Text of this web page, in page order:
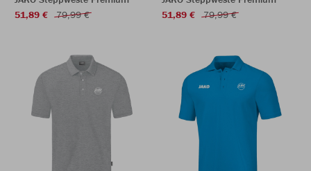
51,89 €
79,99 €
51,89 €
79,99 €